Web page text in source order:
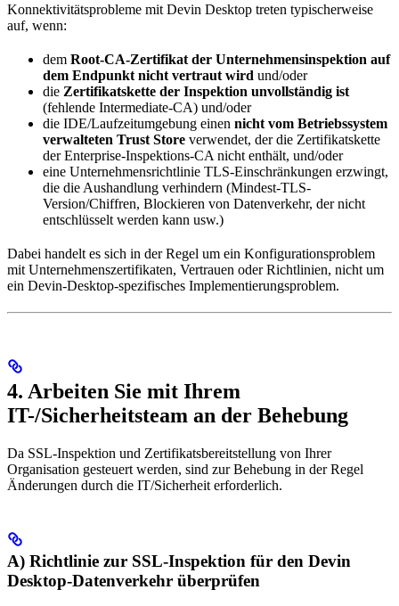
Konnektivitätsprobleme mit Devin Desktop treten typischerweise
auf, wenn:
dem Root-CA-Zertifikat der Unternehmensinspektion auf
dem Endpunkt nicht vertraut wird und/oder
die Zertifikatskette der Inspektion unvollständig ist
(fehlende Intermediate-CA) und/oder
die IDE/Laufzeitumgebung einen nicht vom Betriebssystem
verwalteten Trust Store verwendet, der die Zertifikatskette
der Enterprise-Inspektions-CA nicht enthält, und/oder
eine Unternehmensrichtlinie TLS-Einschränkungen erzwingt,
die die Aushandlung verhindern (Mindest-TLS-
Version/Chiffren, Blockieren von Datenverkehr, der nicht
entschlüsselt werden kann usw.)
Dabei handelt es sich in der Regel um ein Konfigurationsproblem
mit Unternehmenszertifikaten, Vertrauen oder Richtlinien, nicht um
ein Devin-Desktop-spezifisches Implementierungsproblem.
4. Arbeiten Sie mit Ihrem
IT-/Sicherheitsteam an der Behebung
Da SSL-Inspektion und Zertifikatsbereitstellung von Ihrer
Organisation gesteuert werden, sind zur Behebung in der Regel
Änderungen durch die IT/Sicherheit erforderlich.
A) Richtlinie zur SSL-Inspektion für den Devin
Desktop-Datenverkehr überprüfen